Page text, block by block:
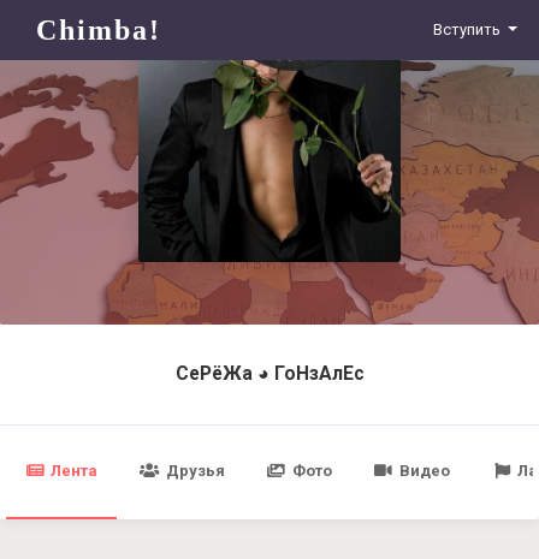
Chimba! Вступить
СеРёЖа ◕ ГоНзАлЕс
Лента Друзья Фото Видео